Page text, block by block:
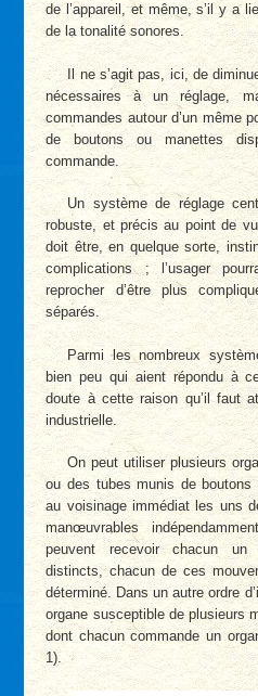
de l’appareil, et même, s’il y a
de la tonalité sonores.
Il ne s’agit pas, ici, de
nécessaires à un réglage,
commandes autour d’un même
de boutons ou manettes
commande.
Un système de réglage
robuste, et précis au point de
doit être, en quelque sorte,
complications ; l’usager
reprocher d’être plus
séparés.
Parmi les nombreux
bien peu qui aient répondu à
doute à cette raison qu’il faut
industrielle.
On peut utiliser plusieurs
ou des tubes munis de
au voisinage immédiat les uns
manœuvrables
peuvent recevoir chacun un
distincts, chacun de ces
déterminé. Dans un autre ordre
organe susceptible de plusieurs
dont chacun commande un
1).